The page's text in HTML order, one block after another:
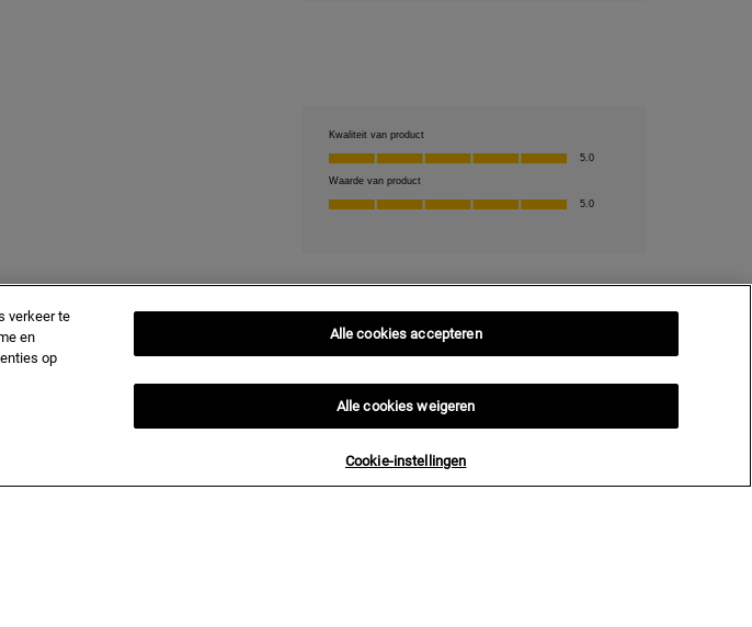
verkeer te
en
op
Cookie-instellingen
Alle cookies weigeren
Alle cookies accepteren